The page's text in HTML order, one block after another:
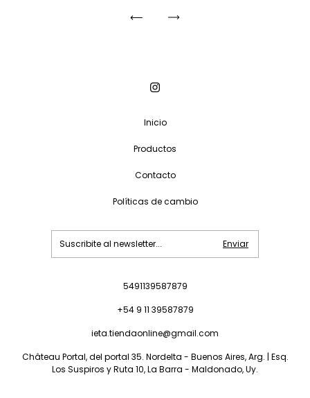
Inicio
Productos
Contacto
Políticas de cambio
5491139587879
+54 9 11 39587879
ieta.tiendaonline@gmail.com
Château Portal, del portal 35. Nordelta - Buenos Aires, Arg. | Esq.
Los Suspiros y Ruta 10, La Barra - Maldonado, Uy.